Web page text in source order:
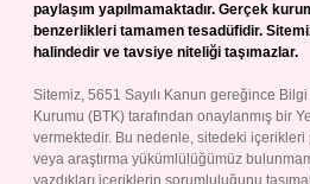
paylaşım yapılmamaktadır. Gerçek
benzerlikleri tamamen tesadüfidir.
halindedir ve tavsiye niteliği taşımazlar.
Sitemiz, 5651 Sayılı Kanun gereğince
Kurumu (BTK) tarafından onaylanmış bir
vermektedir. Bu nedenle, sitedeki
veya araştırma yükümlülüğümüz
yazdıkları içeriklerin sorumluluğunu